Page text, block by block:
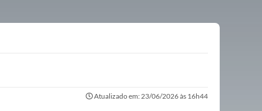
Atualizado em: 23/06/2026 às 16h44